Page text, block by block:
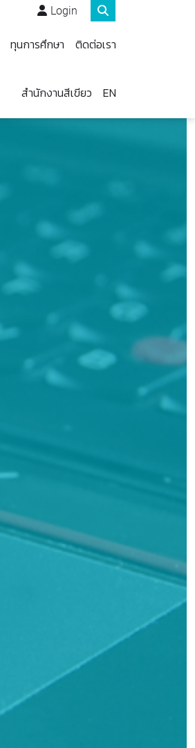
Login
ทุนการศึกษา ติดต่อเรา
สำนักงานสีเขียว EN